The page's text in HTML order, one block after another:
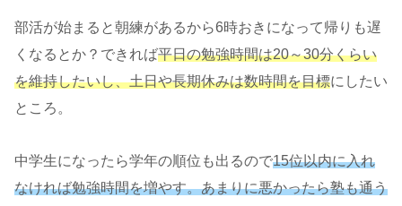
部活が始まると朝練があるから6時おきになって帰りも遅
くなるとか？できれば平日の勉強時間は20～30分くらい
を維持したいし、土日や長期休みは数時間を目標にしたい
ところ。
中学生になったら学年の順位も出るので15位以内に入れ
なければ勉強時間を増やす。あまりに悪かったら塾も通う